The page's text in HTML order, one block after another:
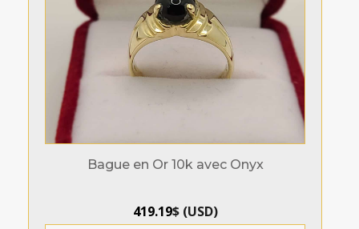
Bague en Or 10k avec Onyx
419.19$(USD)